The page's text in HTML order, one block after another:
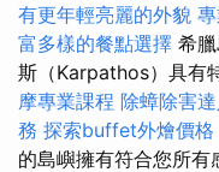
有更年輕亮麗的外貌
富多樣的餐點選擇 希
斯（Karpathos）具有
摩專業課程 除蟑除害
務 探索buffet外燴價格
的島嶼擁有符合您所有